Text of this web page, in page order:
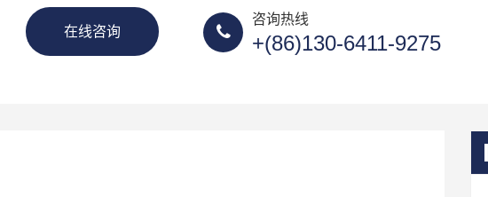
在线咨询
咨询热线
+(86)130-6411-9275